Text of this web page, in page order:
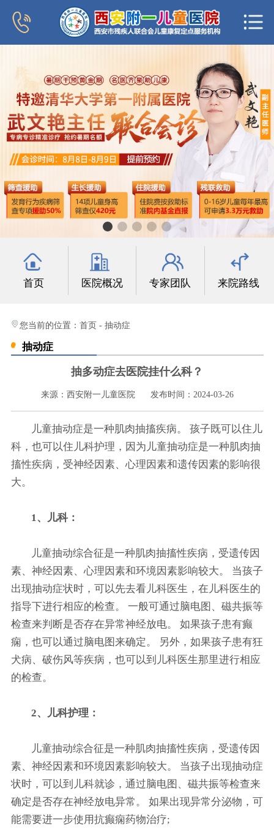
新闻中心
专家团队
科室导航
行为发育科
小儿内分泌科
光影纪实
首页 医院概况 专家团队 来院路线
您当前的位置： 首页 - 抽动症
抽动症
抽多动症去医院挂什么科？
来源：西安附一儿童医院 发布时间：2024-03-26
儿童抽动症是一种肌肉抽搐疾病。 孩子既可以住儿
科，也可以住儿科护理，因为儿童抽动症是一种肌肉抽
搐性疾病，受神经因素、心理因素和遗传因素的影响很
大。
1、儿科：
儿童抽动综合征是一种肌肉抽搐性疾病，受遗传因
素、神经因素、心理因素和环境因素影响较大。 当孩子
出现抽动症状时，可以先去看儿科医生，在儿科医生的
指导下进行相应的检查。 一般可通过脑电图、磁共振等
检查来判断是否存在异常神经放电。 如果孩子患有癫
痫，也可以通过脑电图来确定。 另外，如果孩子患有狂
犬病、破伤风等疾病，也可以到儿科医生那里进行相应
的检查。
2、儿科护理：
儿童抽动综合征是一种肌肉抽搐性疾病，受遗传因
素、神经因素和环境因素影响较大。 当孩子出现抽动症
状时，可以到儿科就诊，通过脑电图、磁共振等检查来
确定是否存在神经放电异常。 如果出现异常分泌物，可
能需要进一步使用抗癫痫药物治疗;